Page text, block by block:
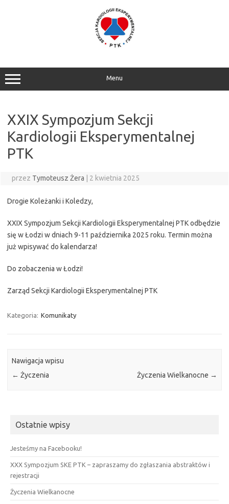
Menu
XXIX Sympozjum Sekcji
Kardiologii Eksperymentalnej
PTK
przez Tymoteusz Żera 2 kwietnia 2025
Drogie Koleżanki i Koledzy,
XXIX Sympozjum Sekcji Kardiologii Eksperymentalnej PTK odbędzie
się w Łodzi w dniach 9-11 października 2025 roku. Termin można
już wpisywać do kalendarza!
Do zobaczenia w Łodzi!
Zarząd Sekcji Kardiologii Eksperymentalnej PTK
Kategoria: Komunikaty
Nawigacja wpisu
← Życzenia Życzenia Wielkanocne →
Ostatnie wpisy
Jesteśmy na Facebooku!
XXX Sympozjum SKE PTK – zapraszamy do zgłaszania abstraktów i
rejestracji
Życzenia Wielkanocne